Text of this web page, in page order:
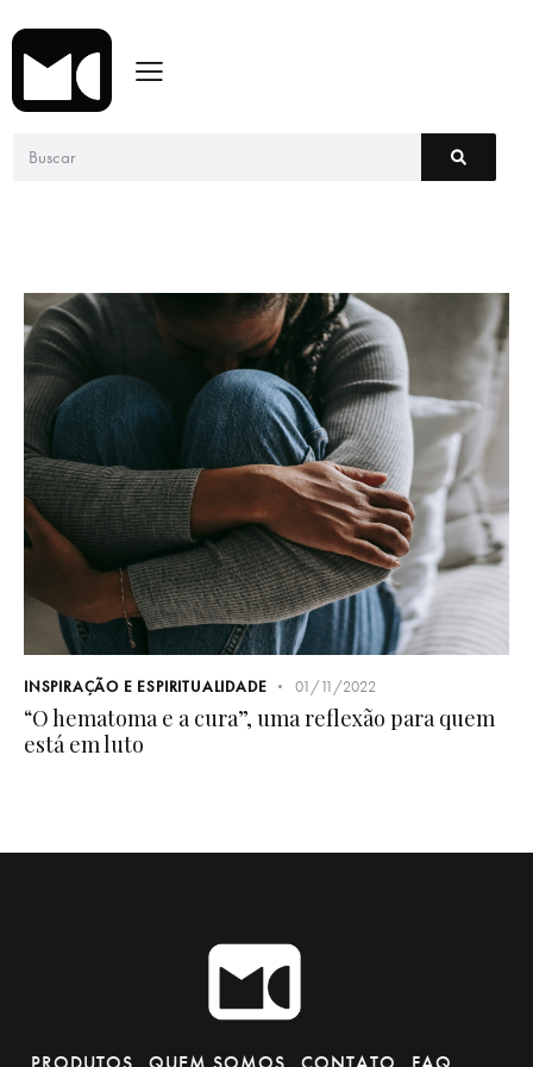
INSPIRAÇÃO E ESPIRITUALIDADE 01/11/2022
“O hematoma e a cura”, uma reflexão para quem
está em luto